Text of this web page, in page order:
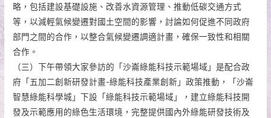
略，包括建設基礎設施、改善水資源管理、推動低碳交通方式
等，以減輕氣候變遷對國土空間的影響，討論如何促進不同政府
部門之間的合作，以整合氣候變遷調適計畫，確保一致性和相關
合作。
（三）下午帶領大家參訪的「沙崙綠能科技示範場域」是配合政
府「五加二創新研發計畫-綠能科技產業創新」政策推動，「沙崙
智慧綠能科學城」下設「綠能科技示範場域」，建立綠能科技開
發及示範應用的綠色生活環境，完整提供國內外綠能研發技術及